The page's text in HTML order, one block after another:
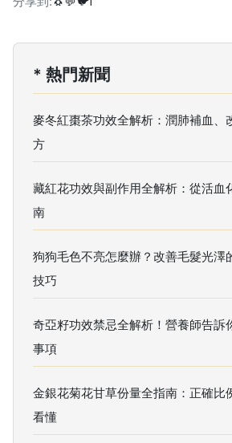
* 熱門新聞
麥冬紅棗茶功效全解析：潤肺補血、
方
藏紅花功效與副作用全解析：從活血
南
狗狗毛色不亮怎麼辦？改善毛髮光澤
技巧
奇亞籽功效禁忌全解析！營養師告訴
事項
金銀花菊花甘草份量全指南：正確比
看懂